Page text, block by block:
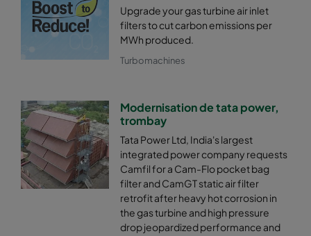
Upgrade your gas turbine air inlet
filters to cut carbon emissions per
MWh produced.
Turbomachines
Modernisation de tata power,
trombay
Tata Power Ltd, India's largest
integrated power company requests
Camfil for a Cam-Flo pocket bag
filter and CamGT static air filter
retrofit after heavy hot corrosion in
the gas turbine and high pressure
drop jeopardized performance and